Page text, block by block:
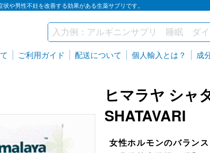
や男性不妊を改善する効果がある生薬サプリです。
ご利用ガイド 配送について 個人輸入とは？ 成
ヒマラヤ シャ
SHATAVARI
女性ホルモンのバラン